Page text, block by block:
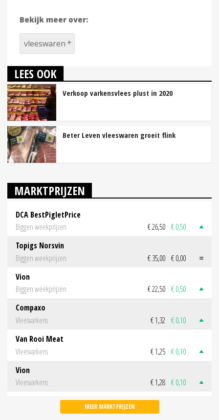
Bekijk meer over:
vleeswaren
LEES OOK
Verkoop varkensvlees plust in 2020
Beter Leven vleeswaren groeit flink
MARKTPRIJZEN
DCA BestPigletPrice
Biggen weekprijzen
€ 26,50 € 0,50
Topigs Norsvin
Biggen weekprijzen
€ 35,00 € 0,00
Vion
Biggen weekprijzen
€ 22,50 € 0,50
Compaxo
Vleesvarkens
€ 1,32 € 0,10
Van Rooi Meat
Vleesvarkens
€ 1,25 € 0,10
Vion
Vleesvarkens
€ 1,28 € 0,10
MEER MARKTPRIJZEN